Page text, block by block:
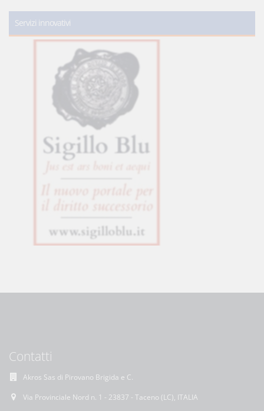
Servizi innovativi
Contatti
Akros Sas di Pirovano Brigida e C.
Via Provinciale Nord n. 1 - 23837 - Taceno (LC), ITALIA